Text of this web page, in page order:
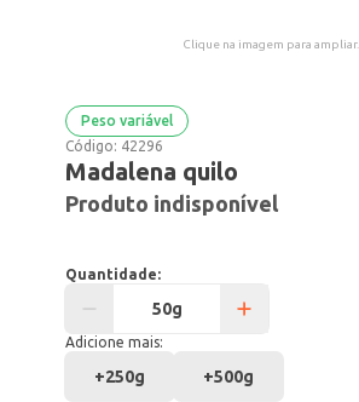
Clique na imagem para ampliar.
Peso variável
Código: 42296
Madalena quilo
Produto indisponível
Quantidade:
Adicione mais:
+250g +500g